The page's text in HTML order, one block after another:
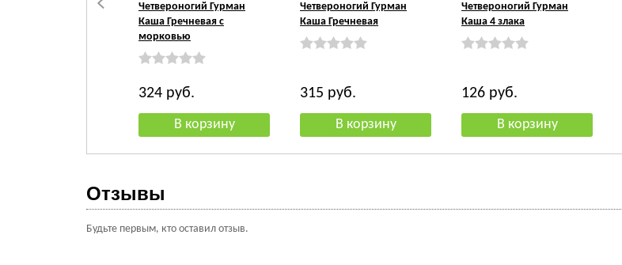
Четвероногий Гурман
Каша Гречневая с
морковью
324 руб.
Четвероногий Гурман
Каша Гречневая
315 руб.
Четвероногий Гурман
Каша 4 злака
126 руб.
Отзывы
Будьте первым, кто оставил отзыв.